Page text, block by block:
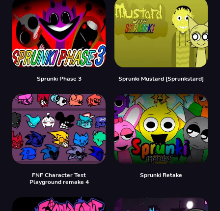
Sprunki Phase 3 Sprunki Mustard [Sprunkstard]
FNF Character Test
Playground remake 4
Sprunki Retake